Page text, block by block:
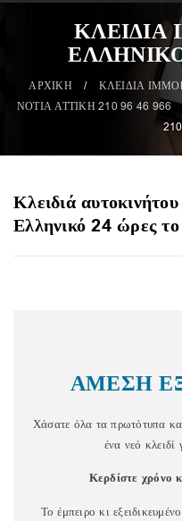
ΚΛΕΙΔΙΑ
ΕΛΛΗΝΙΚΟ
ΑΡΧΙΚΗ / ΚΛΕΙΔΙΑ
ΝΟΤΙΑ ΑΤΤΙΚΗ 210 96 46 966
Κλειδιά
Ελληνικό 24 ώρες
ΑΜΕΣΗ
Χάσατε όλα τα πρωτότυπα
ένα νεό
Κερδίστε χρόνο
Το έμπειρο κι